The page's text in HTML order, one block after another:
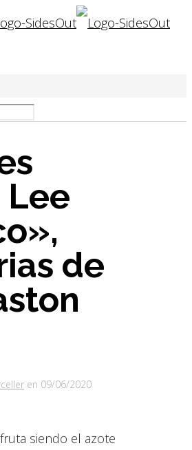
Lee
de
en 09/06/2020
siendo el azote